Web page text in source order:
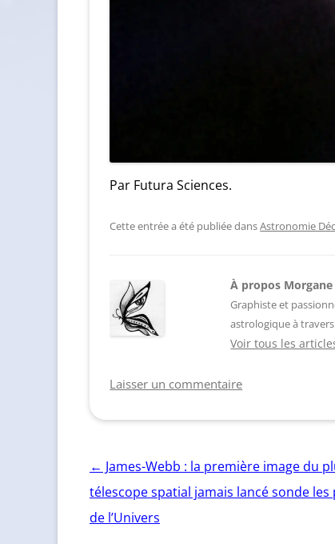
Par Futura Sciences.
Cette entrée a été publiée dansAstronomie
À propos Morgane
Graphiste et
astrologique à
Voir tous les
Laisser un commentaire
Navigation
des
articles
← James-Webb : la première image du
télescope spatial jamais lancé sonde
de l’Univers